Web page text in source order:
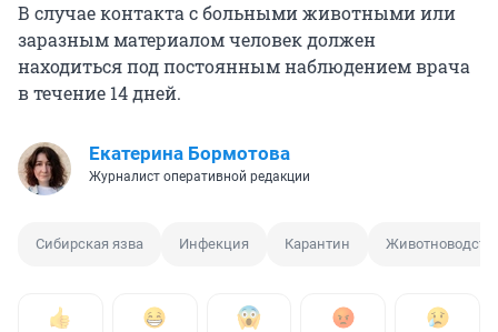
В случае контакта с больными животными или
заразным материалом человек должен
находиться под постоянным наблюдением врача
в течение 14 дней.
Екатерина Бормотова
Журналист оперативной редакции
Сибирская язва Инфекция Карантин